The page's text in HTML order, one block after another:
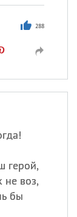
288
герой,
не воз,
бы